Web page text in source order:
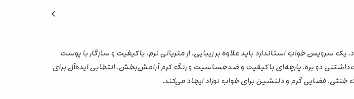
سرویس خواب استاندارد باید علاوه بر زیبایی، از متریالی نرم، باکیفیت و سازگار با پوست
دو بره، پارچه‌ای باکیفیت و ضدحساسیت و رنگ کرم آرامش‌بخش، انتخابی ایده‌آل برای
فضایی گرم و دلنشین برای خواب نوزاد ایجاد می‌کند.